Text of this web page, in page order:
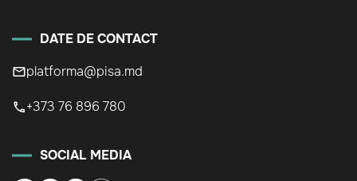
DATE DE CONTACT
platforma@pisa.md
+373 76 896 780
SOCIAL MEDIA